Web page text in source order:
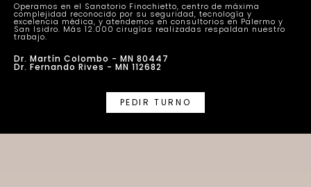
Operamos en el Sanatorio Finochietto, centro de máxima
complejidad reconocido por su seguridad, tecnología y
excelencia médica, y atendemos en consultorios en Palermo y
San Isidro. Más 12.000 cirugías realizadas respaldan nuestro
trabajo.
Dr. Martín Colombo - MN 80447
Dr. Fernando Rives - MN 112682
PEDIR TURNO